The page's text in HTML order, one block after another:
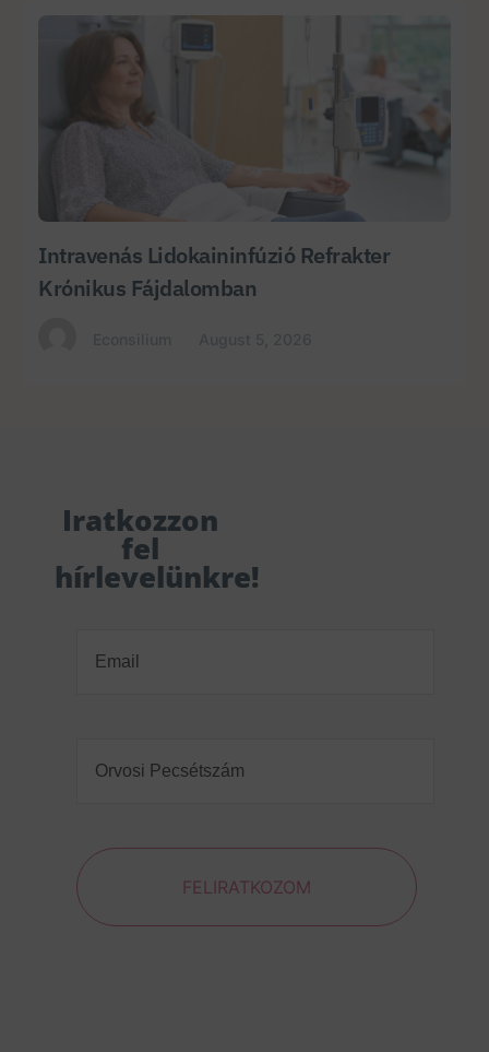
Intravenás Lidokaininfúzió Refrakter
Krónikus Fájdalomban
Iratkozzon
fel
hírlevelünkre!
Pecsétszám(Required)
FELIRATKOZOM